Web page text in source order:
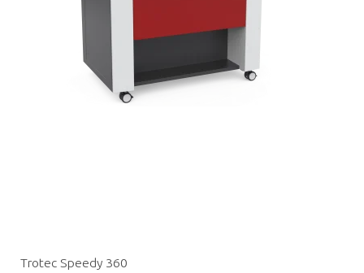
Trotec Speedy 360